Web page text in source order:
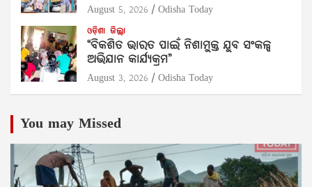
August 5, 2026 Odisha Today
ଓଡ଼ିଶା ଜିଲ୍ଲା
“ବିକଶିତ ଭାରତ ପାଇଁ ନିଶାମୁକ୍ତ ଯୁବ ସଂକଳ୍ପ
ଅଭିଯାନ କାର୍ଯ୍ୟକ୍ରମ”
August 3, 2026 Odisha Today
You may Missed